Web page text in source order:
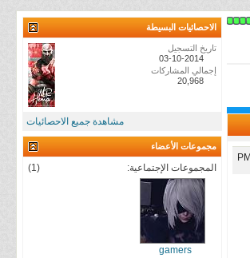
الاحصائيات البسيطة
تاريخ التسجيل
03-10-2014
إجمالي المشاركات
20,968
مشاهدة جميع الاحصائيات
مجموعات الأعضاء
(1) المجموعات الإجتماعية:
gamers